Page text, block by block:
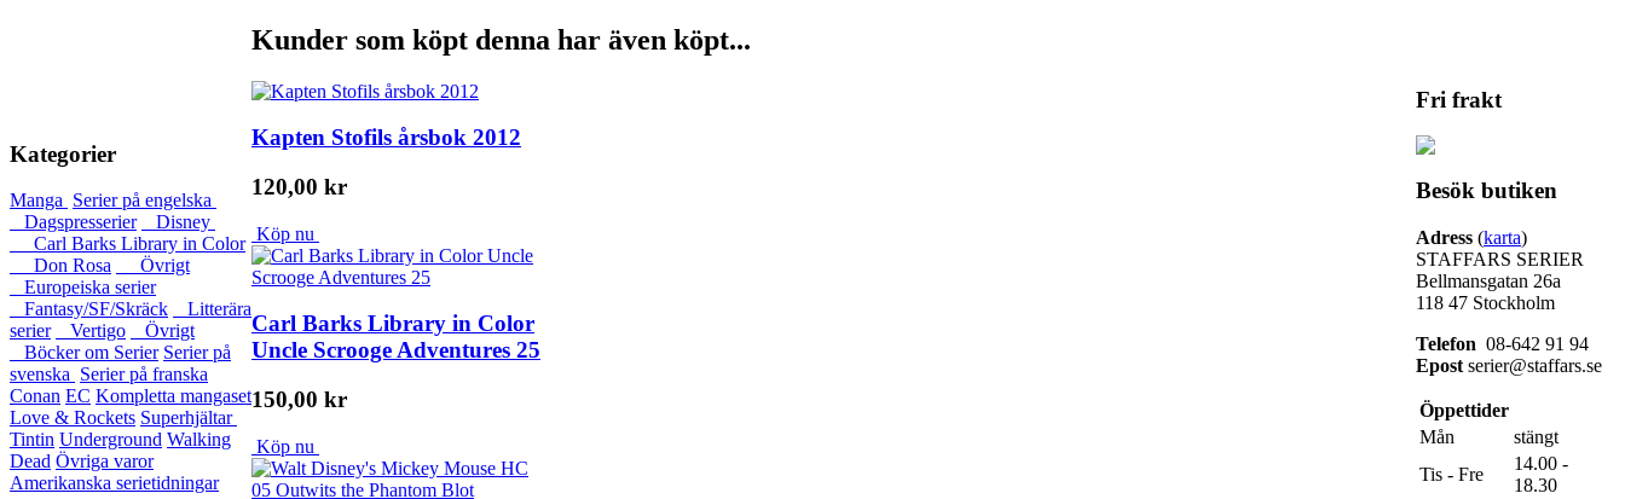
Kategorier
Manga Serier på engelska
Dagspresserier
Disney
Carl Barks Library in Color
Don Rosa
Övrigt
Europeiska serier
Fantasy/SF/Skräck
Litterära
serier
Vertigo
Övrigt
Böcker om Serier Serier på
svenska Serier på franska
Conan EC Kompletta mangaset
Love & Rockets Superhjältar
Tintin Underground Walking
Dead Övriga varor
Amerikanska serietidningar
Kunder som köpt denna har även köpt...
Kapten Stofils årsbok 2012
120,00 kr
Köp nu
Carl Barks Library in Color
Uncle Scrooge Adventures 25
150,00 kr
Köp nu
Fri frakt
Besök butiken
Adress (karta)
STAFFARS SERIER
Bellmansgatan 26a
118 47 Stockholm
Telefon 08-642 91 94
Epost serier@staffars.se
Öppettider
Mån
stängt
Tis - Fre
14.00 -
18.30